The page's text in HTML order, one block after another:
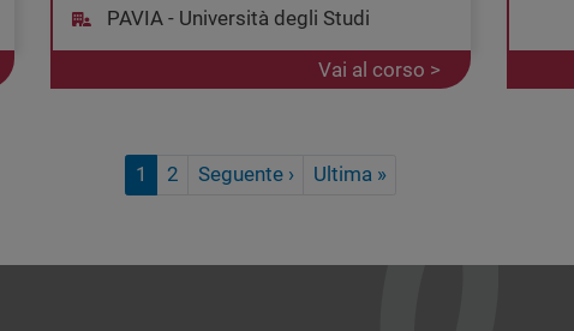
PAVIA - Università degli Studi
Vai al corso >
1 2 Seguente ›Pagina successiva
Ultima »Ultima pagina